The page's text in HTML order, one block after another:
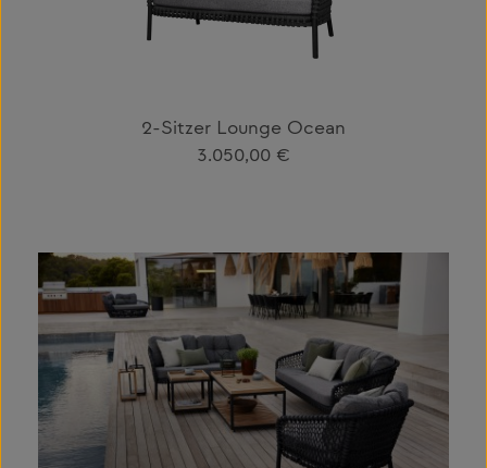
2-Sitzer Lounge Ocean
Regulärer Preis:
3.050,00 €